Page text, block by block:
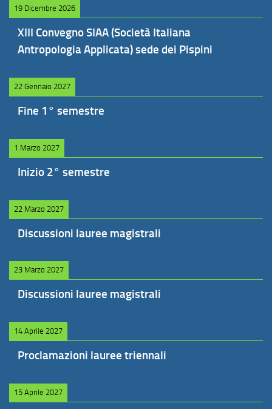
19 Dicembre 2026
XIII Convegno SIAA (Società Italiana
Antropologia Applicata) sede dei Pispini
22 Gennaio 2027
Fine 1° semestre
1 Marzo 2027
Inizio 2° semestre
22 Marzo 2027
Discussioni lauree magistrali
23 Marzo 2027
Discussioni lauree magistrali
14 Aprile 2027
Proclamazioni lauree triennali
15 Aprile 2027